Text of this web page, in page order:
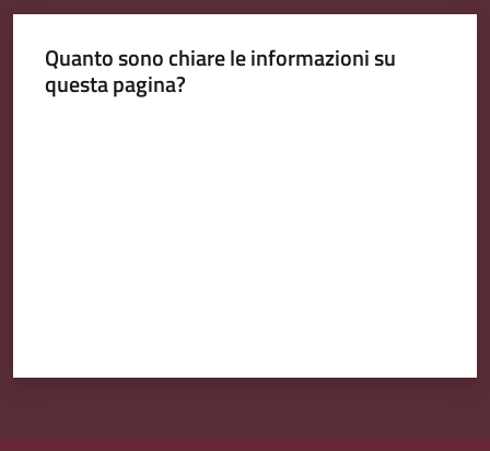
Quanto sono chiare le informazioni su
questa pagina?